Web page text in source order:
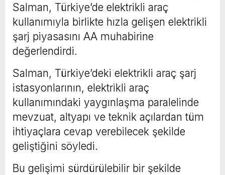
Salman, Türkiye’de elektrikli araç
kullanımıyla birlikte hızla gelişen elektrikli
şarj piyasasını AA muhabirine
değerlendirdi.
Salman, Türkiye’deki elektrikli araç şarj
istasyonlarının, elektrikli araç
kullanımındaki yaygınlaşma paralelinde
mevzuat, altyapı ve teknik açılardan tüm
ihtiyaçlara cevap verebilecek şekilde
geliştiğini söyledi.
Bu gelişimi sürdürülebilir bir şekilde